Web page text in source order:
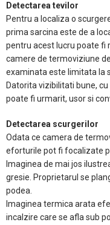
Detectarea tevilor
Pentru a localiza o
prima sarcina este de a
pentru acest lucru poate fi
camere de termoviziune
examinata este limitata la
Datorita vizibilitati bune,
poate fi urmarit, usor si
Detectarea scurgerilor
Odata ce camera de
eforturile pot fi focalizate
Imaginea de mai jos
gresie. Proprietarul se
podea.
Imaginea termica arata
incalzire care se afla sub